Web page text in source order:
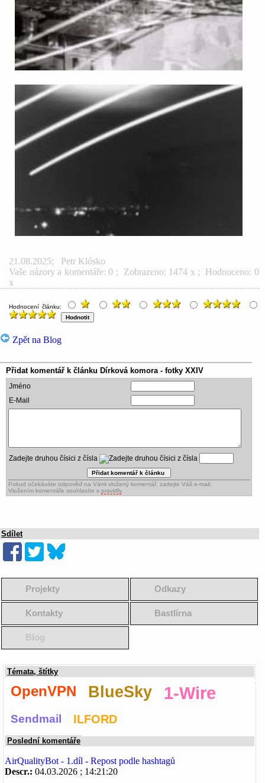
21.08.2025; Petr Klósko
Vaše názory a komentáře: 0 ; Zobrazeno: 1474 x ; Hodnoceno: 0
x
Hodnocení článku:
Zpět na Blog
Přidat komentář k článku Dírková komora - fotky XXIV
Jméno
E-Mail
Zadejte druhou čísici z čísla
Pokud očekáváte odpověď na Vámi vložený komentář, zadejte Váš e-mail.
Vložením komentáře souhlasíte s pravidly.
Sdílet
Projekty Odkazy
Kontakty Bastlírna
Blog
Témata, štítky
OpenVPN BlueSky 1-Wire
Sendmail ILFORD
Poslední komentáře
AirQualityBot - 1.díl - Repost podle hashtagů
Descr.: 04.03.2026 ; 14:21:20